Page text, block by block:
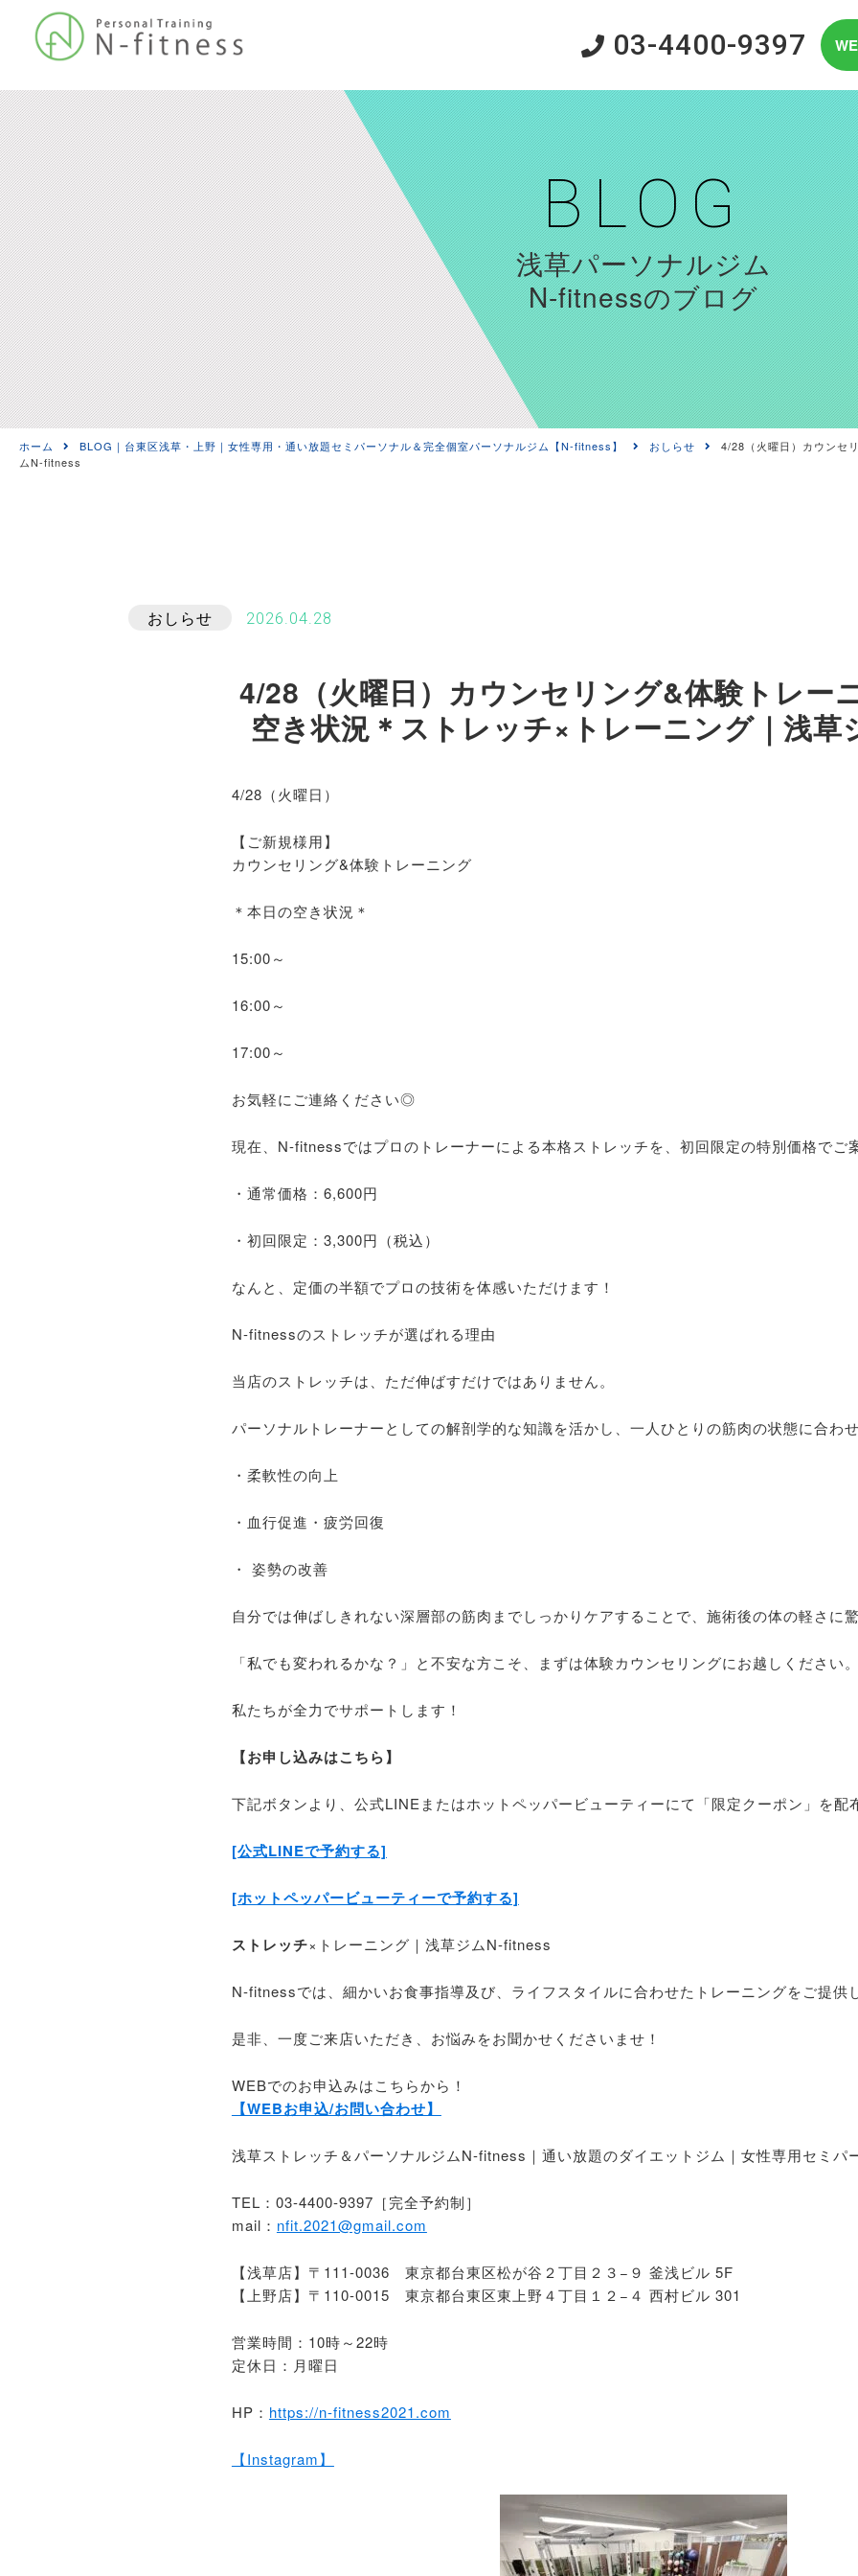
03-4400-9397
BLOG
浅草パーソナルジム
N-fitnessのブログ
ホーム BLOG｜台東区浅草・上野｜女性専用・通い放題セミパーソナル＆完全個室パーソナルジム【N-fitness】 おしらせ
4/28（火曜日）カウンセ
ムN-fitness
おしらせ 2026.04.28
4/28（火曜日）カウンセリング&体験トレー
空き状況＊ストレッチ×トレーニング｜浅
4/28（火曜日）
【ご新規様用】
カウンセリング&体験トレーニング
＊本日の空き状況＊
15:00～
16:00～
17:00～
お気軽にご連絡ください◎
現在、N-fitnessではプロのトレーナーによる本格ストレッチを、初回限定の特別価格でご
・通常価格：6,600円
・初回限定：3,300円（税込）
なんと、定価の半額でプロの技術を体感いただけます！
N-fitnessのストレッチが選ばれる理由
当店のストレッチは、ただ伸ばすだけではありません。
パーソナルトレーナーとしての解剖学的な知識を活かし、一人ひとりの筋肉の状態に合わ
・柔軟性の向上
・血行促進・疲労回復
・ 姿勢の改善
自分では伸ばしきれない深層部の筋肉までしっかりケアすることで、施術後の体の軽さに驚
「私でも変われるかな？」と不安な方こそ、まずは体験カウンセリングにお越しください。
私たちが全力でサポートします！
【お申し込みはこちら】
下記ボタンより、公式LINEまたはホットペッパービューティーにて「限定クーポン」を配
[公式LINEで予約する]
[ホットペッパービューティーで予約する]
ストレッチ×トレーニング｜浅草ジムN-fitness
N-fitnessでは、細かいお食事指導及び、ライフスタイルに合わせたトレーニングをご提供
是非、一度ご来店いただき、お悩みをお聞かせくださいませ！
WEBでのお申込みはこちらから！
【WEBお申込/お問い合わせ】
浅草ストレッチ＆パーソナルジムN-fitness｜通い放題のダイエットジム｜女性専用セミパ
TEL：03-4400-9397［完全予約制］
mail： nfit.2021@gmail.com
【浅草店】〒111-0036 東京都台東区松が谷２丁目２３−９ 釜浅ビル 5F
【上野店】〒110-0015 東京都台東区東上野４丁目１２−４ 西村ビル 301
営業時間：10時～22時
定休日：月曜日
HP： https://n-fitness2021.com
【Instagram】